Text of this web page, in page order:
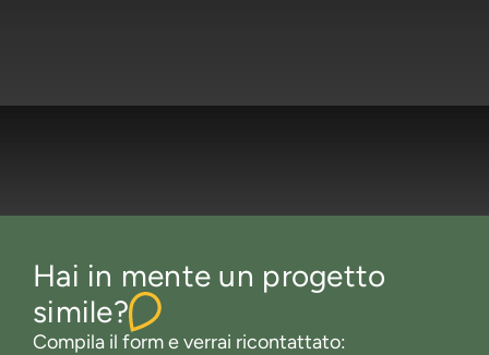
Hai in mente un progetto
simile?
Compila il form e verrai ricontattato: